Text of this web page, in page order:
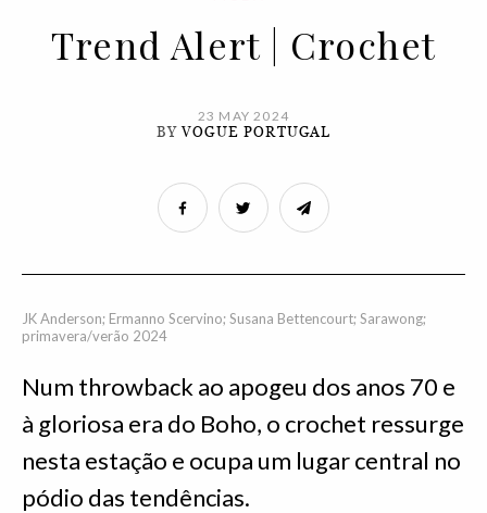
Trend Alert | Crochet
23 MAY 2024
BYVOGUE PORTUGAL
JK Anderson; Ermanno Scervino; Susana Bettencourt; Sarawong;
primavera/verão 2024
Num throwback ao apogeu dos anos 70 e
à gloriosa era do Boho, o crochet ressurge
nesta estação e ocupa um lugar central no
pódio das tendências.